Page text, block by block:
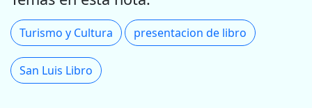
Turismo y Cultura presentacion de libro
San Luis Libro